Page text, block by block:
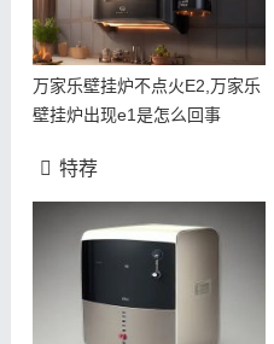
万家乐壁挂炉不点火E2,万家乐
壁挂炉出现e1是怎么回事
特荐